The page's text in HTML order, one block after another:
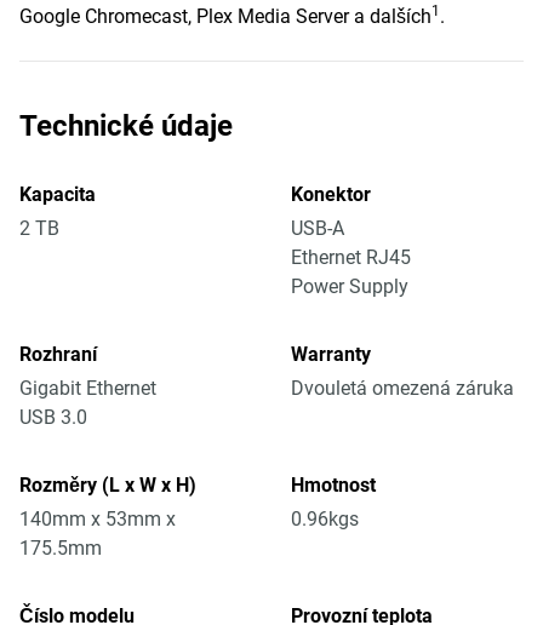
Google Chromecast, Plex Media Server a dalších1 .
Technické údaje
Kapacita
2 TB
Konektor
USB-A
Ethernet RJ45
Power Supply
Rozhraní
Gigabit Ethernet
USB 3.0
Warranty
Dvouletá omezená záruka
Rozměry (L x W x H)
140mm x 53mm x
175.5mm
Hmotnost
0.96kgs
Číslo modelu Provozní teplota